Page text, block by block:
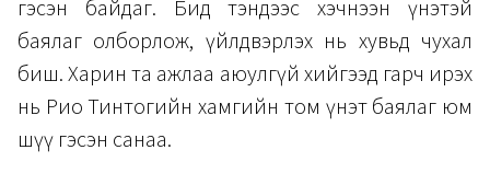
гэсэн байдаг. Бид тэндээс хэчнээн үнэтэй
баялаг олборлож, үйлдвэрлэх нь хувьд чухал
биш. Харин та ажлаа аюулгүй хийгээд гарч ирэх
нь Рио Тинтогийн хамгийн том үнэт баялаг юм
шүү гэсэн санаа.